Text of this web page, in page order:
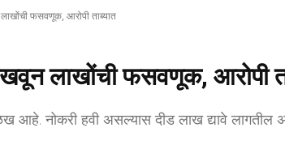
फसवणूक, आरोपी ताब्यात
लाखोंची फसवणूक, आरोपी
आहे. नोकरी हवी असल्यास दीड लाख द्यावे लागतील